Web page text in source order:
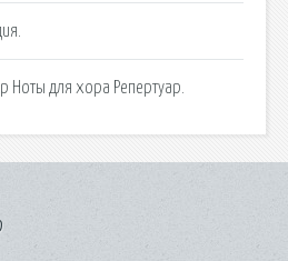
Ноты для хора Репертуар.